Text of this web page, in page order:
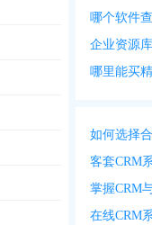
企业资源
客套CRM
掌握CRM
在线CRM